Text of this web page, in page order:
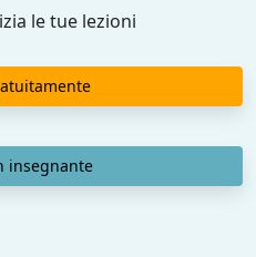
le tue lezioni
insegnante